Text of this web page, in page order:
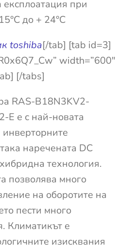
при
до + 24°С
toshiba[/tab] [tab id=3]
width=”600″
[/tabs]
RAS-B18N3KV2-
E е с най-новата
наречената DC
технология.
позволява много
на оборотите на
пести много
Климатикът е
изисквания